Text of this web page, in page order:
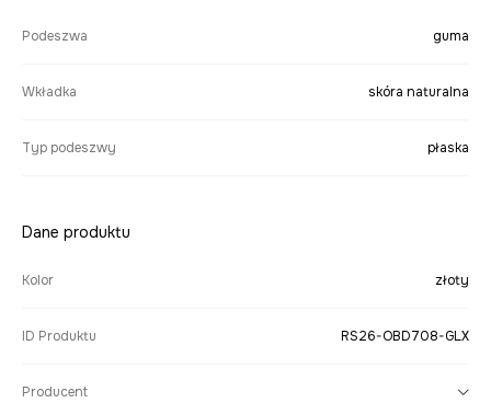
Podeszwa guma
Wkładka skóra naturalna
Typ podeszwy płaska
Dane produktu
Kolor złoty
ID Produktu RS26-OBD708-GLX
Producent